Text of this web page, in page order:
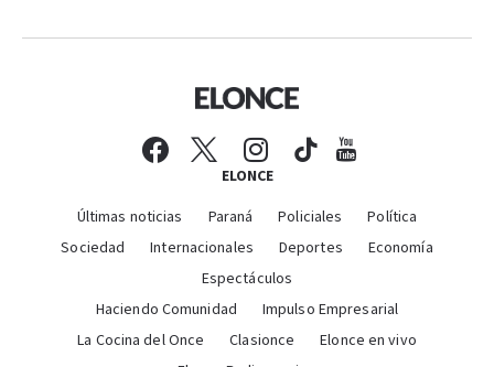
ELONCE
Últimas noticias Paraná Policiales
Política
Sociedad
Internacionales Deportes
Economía
Espectáculos
Haciendo Comunidad
Impulso Empresarial
La Cocina del Once
Clasionce
Elonce en vivo